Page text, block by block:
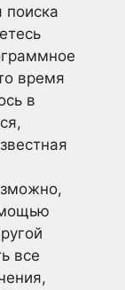
время
в
все